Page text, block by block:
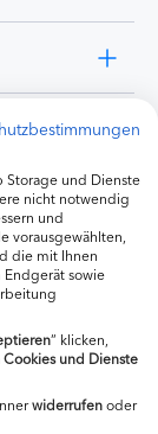
Storage und Dienste
nicht notwendig
und
vorausgewählten,
die mit Ihnen
sowie
“ klicken,
und Dienste
widerrufenoder